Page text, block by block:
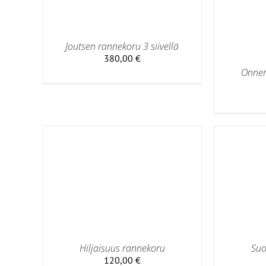
Joutsen rannekoru 3 siivellä
380,00 €
Hiljaisuus rannekoru
120,00 €
LISÄÄ